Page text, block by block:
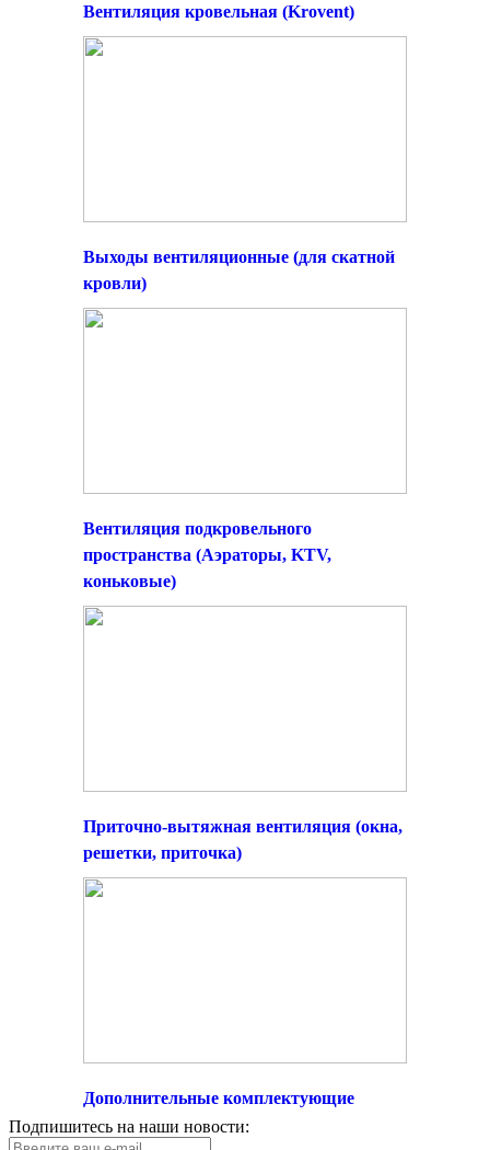
Вентиляция кровельная (Krovent)
Выходы вентиляционные (для скатной
кровли)
Вентиляция подкровельного
пространства (Аэраторы, KTV,
коньковые)
Приточно-вытяжная вентиляция (окна,
решетки, приточка)
Дополнительные комплектующие
Подпишитесь на наши новости: